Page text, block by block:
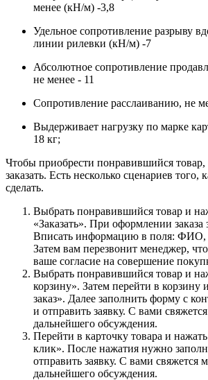
менее (кН/м) -3,8
Удельное сопротивление разрыву
линии рилевки (кН/м) -7
Абсолютное сопротивление
не менее - 11
Сопротивление расслаиванию, не
Выдерживает нагрузку по марке
18 кг;
Чтобы приобрести понравившийся товар,
заказать. Есть несколько сценариев того,
сделать.
Выбрать понравившийся товар и
«Заказать». При оформлении заказа
Вписать информацию в поля: ФИО,
Затем вам перезвонит менеджер,
ваше согласие на совершение
Выбрать понравившийся товар и
корзину». Затем перейти в
заказ». Далее заполнить форму с
и отправить заявку. С вами
дальнейшего обсуждения.
Перейти в карточку товара и
клик». После нажатия нужно
отправить заявку. С вами свяжется
дальнейшего обсуждения.